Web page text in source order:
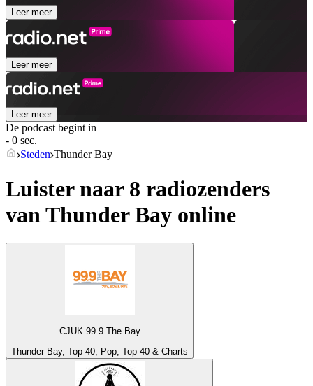
Leer meer
Leer meer
Leer meer
De podcast begint in
- 0 sec.
Steden Thunder Bay
Luister naar 8 radiozenders
van Thunder Bay online
CJUK 99.9 The Bay
Thunder Bay, Top 40, Pop, Top 40 & Charts